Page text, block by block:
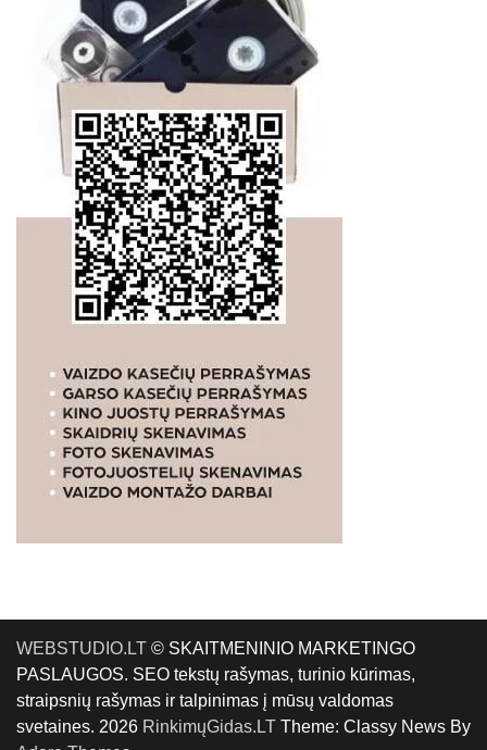
WEBSTUDIO.LT © SKAITMENINIO MARKETINGO
PASLAUGOS. SEO tekstų rašymas, turinio kūrimas,
straipsnių rašymas ir talpinimas į mūsų valdomas
svetaines. 2026 RinkimųGidas.LT Theme: Classy News By